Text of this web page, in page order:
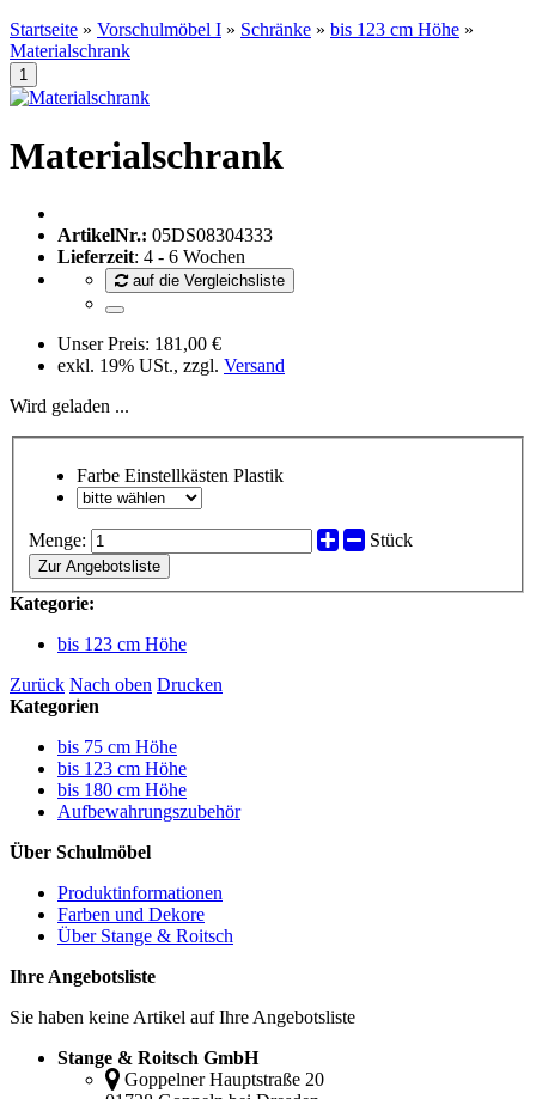
Startseite » Vorschulmöbel I » Schränke » bis 123 cm Höhe »
Materialschrank
Materialschrank
ArtikelNr.: 05DS08304333
Lieferzeit: 4 - 6 Wochen
auf die Vergleichsliste
Unser Preis: 181,00 €
exkl. 19% USt., zzgl. Versand
Wird geladen ...
Farbe Einstellkästen Plastik
Menge: Stück
Zur Angebotsliste
Kategorie:
bis 123 cm Höhe
Zurück Nach oben Drucken
Kategorien
bis 75 cm Höhe
bis 123 cm Höhe
bis 180 cm Höhe
Aufbewahrungszubehör
Über Schulmöbel
Produktinformationen
Farben und Dekore
Über Stange & Roitsch
Ihre Angebotsliste
Sie haben keine Artikel auf Ihre Angebotsliste
Stange & Roitsch GmbH
Goppelner Hauptstraße 20